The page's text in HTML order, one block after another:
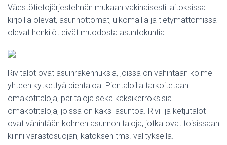
Väestötietojärjestelmän mukaan vakinaisesti laitoksissa
kirjoilla olevat, asunnottomat, ulkomailla ja tietymättömissä
olevat henkilöt eivät muodosta asuntokuntia.
Rivitalot ovat asuinrakennuksia, joissa on vähintään kolme
yhteen kytkettyä pientaloa. Pientaloilla tarkoitetaan
omakotitaloja, paritaloja sekä kaksikerroksisia
omakotitaloja, joissa on kaksi asuntoa. Rivi- ja ketjutalot
ovat vähintään kolmen asunnon taloja, jotka ovat toisissaan
kiinni varastosuojan, katoksen tms. välityksellä.